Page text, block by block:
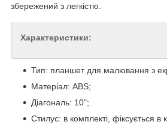
збережений з легкістю.
Характеристики:
Тип: планшет для малювання з
Матеріал: ABS;
Діагональ: 10";
Стилус: в комплекті, фіксується в